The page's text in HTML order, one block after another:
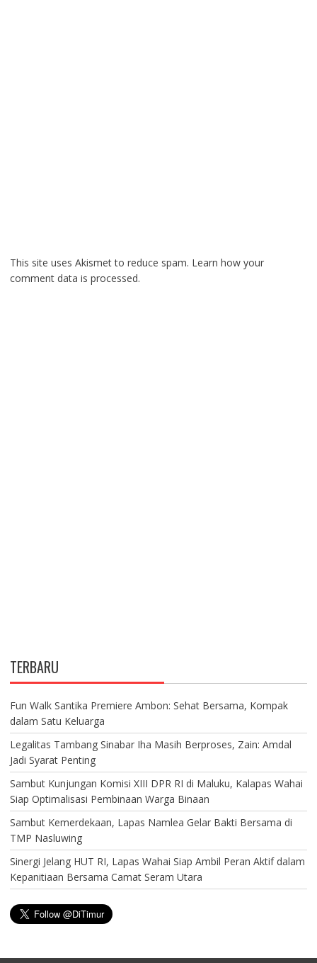
This site uses Akismet to reduce spam. Learn how your
comment data is processed.
TERBARU
Fun Walk Santika Premiere Ambon: Sehat Bersama, Kompak
dalam Satu Keluarga
Legalitas Tambang Sinabar Iha Masih Berproses, Zain: Amdal
Jadi Syarat Penting
Sambut Kunjungan Komisi XIII DPR RI di Maluku, Kalapas Wahai
Siap Optimalisasi Pembinaan Warga Binaan
Sambut Kemerdekaan, Lapas Namlea Gelar Bakti Bersama di
TMP Nasluwing
Sinergi Jelang HUT RI, Lapas Wahai Siap Ambil Peran Aktif dalam
Kepanitiaan Bersama Camat Seram Utara